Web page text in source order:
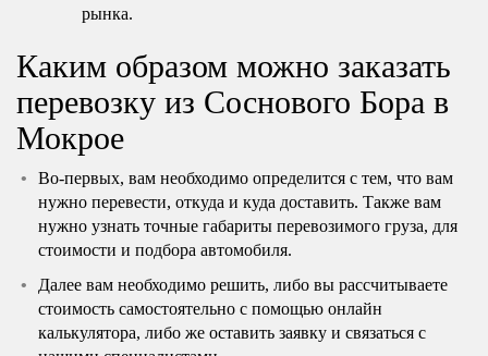
рынка.
Каким образом можно заказать
перевозку из Соснового Бора в
Мокрое
Во-первых, вам необходимо определится с тем, что вам
нужно перевести, откуда и куда доставить. Также вам
нужно узнать точные габариты перевозимого груза, для
стоимости и подбора автомобиля.
Далее вам необходимо решить, либо вы рассчитываете
стоимость самостоятельно с помощью онлайн
калькулятора, либо же оставить заявку и связаться с